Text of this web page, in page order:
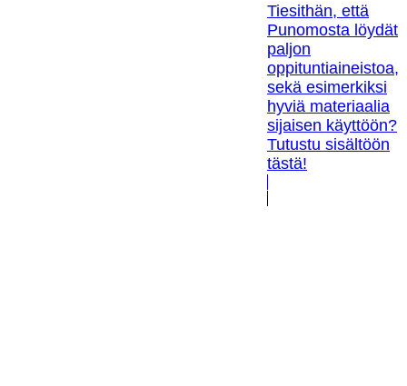
Tiesithän, että
Punomosta löydät
paljon
oppituntiaineistoa,
sekä esimerkiksi
hyviä materiaalia
sijaisen käyttöön?
Tutustu sisältöön
tästä!